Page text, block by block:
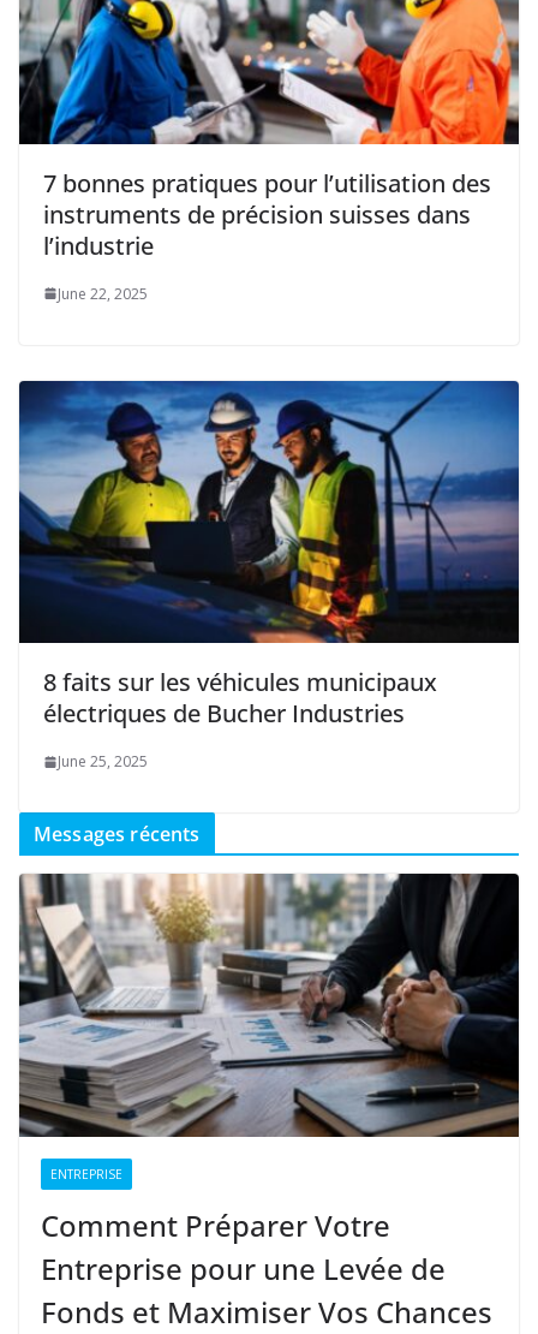
7 bonnes pratiques pour l’utilisation des
instruments de précision suisses dans
l’industrie
June 22, 2025
8 faits sur les véhicules municipaux
électriques de Bucher Industries
June 25, 2025
Messages récents
ENTREPRISE
Comment Préparer Votre
Entreprise pour une Levée de
Fonds et Maximiser Vos Chances